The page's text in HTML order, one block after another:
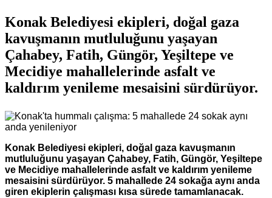
Konak Belediyesi ekipleri, doğal gaza
kavuşmanın mutluluğunu yaşayan
Çahabey, Fatih, Güngör, Yeşiltepe ve
Mecidiye mahallelerinde asfalt ve
kaldırım yenileme mesaisini sürdürüyor.
Konak Belediyesi ekipleri, doğal gaza kavuşmanın
mutluluğunu yaşayan Çahabey, Fatih, Güngör, Yeşiltepe
ve Mecidiye mahallelerinde asfalt ve kaldırım yenileme
mesaisini sürdürüyor. 5 mahallede 24 sokağa aynı anda
giren ekiplerin çalışması kısa sürede tamamlanacak.